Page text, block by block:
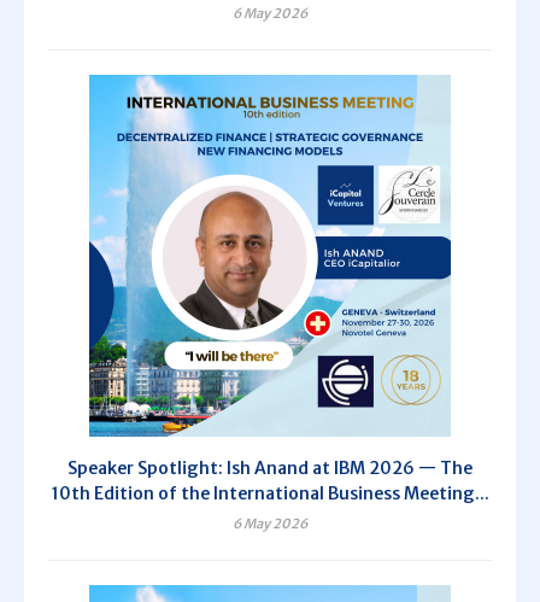
6 May 2026
Speaker Spotlight: Ish Anand at IBM 2026 — The
10th Edition of the International Business Meeting...
6 May 2026